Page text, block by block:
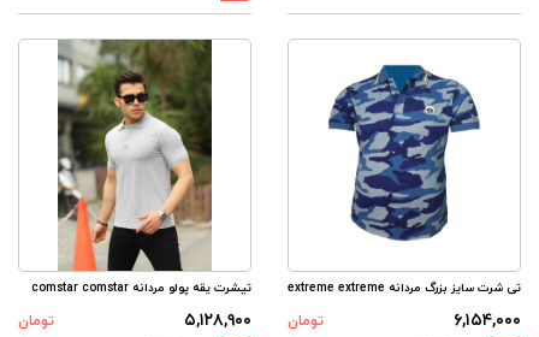
تی شرت سایز بزرگ مردانه extreme extreme
۶,۱۵۴,۰۰۰
تومان
تیشرت یقه پولو مردانه comstar comstar
۵,۱۲۸,۹۰۰
تومان